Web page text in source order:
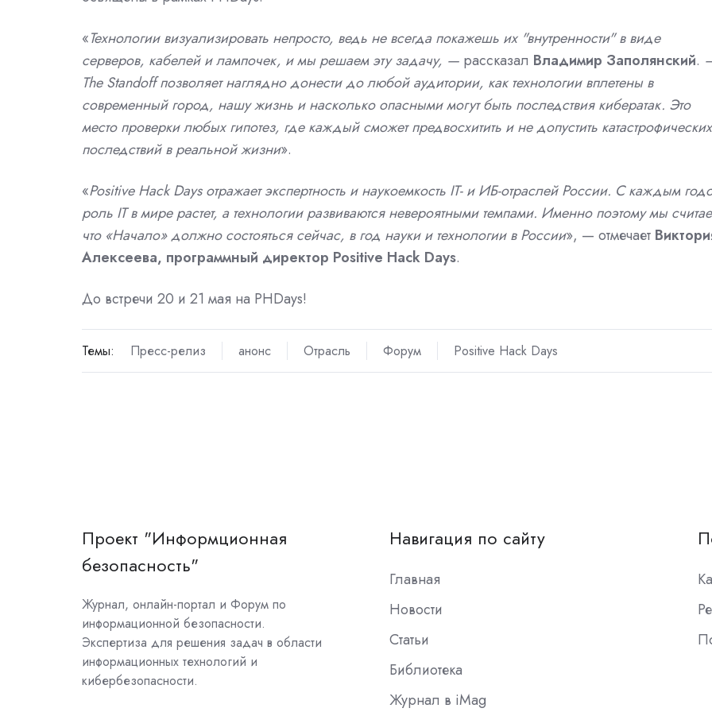
«Технологии визуализировать непросто, ведь не всегда покажешь их "внутренности" в виде
серверов, кабелей и лампочек, и мы решаем эту задачу, — рассказал Владимир Заполянский.
The Standoff позволяет наглядно донести до любой аудитории, как технологии вплетены в
современный город, нашу жизнь и насколько опасными могут быть последствия кибератак. Это
место проверки любых гипотез, где каждый сможет предвосхитить и не допустить катастрофических
последствий в реальной жизни».
«Positive Hack Days отражает экспертность и наукоемкость IT- и ИБ-отраслей России. С каждым
роль IT в мире растет, а технологии развиваются невероятными темпами. Именно поэтому мы
что «Начало» должно состояться сейчас, в год науки и технологии в России», — отмечает
Алексеева, программный директор Positive Hack Days.
До встречи 20 и 21 мая на PHDays!
Темы: Пресс-релиз анонс Отрасль Форум Positive Hack Days
Проект "Информционная
безопасность"
Журнал, онлайн-портал и Форум по
информационной безопасности.
Экспертиза для решения задач в области
информационных технологий и
кибербезопасности.
Навигация по сайту
Главная
Новости
Статьи
Библиотека
Журнал в iMag